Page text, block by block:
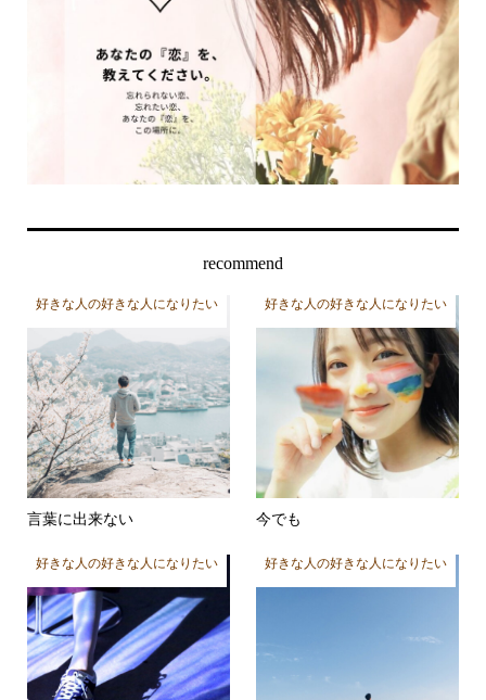
recommend
好きな人の好きな人になりたい
言葉に出来ない
好きな人の好きな人になりたい
今でも
好きな人の好きな人になりたい 好きな人の好きな人になりたい